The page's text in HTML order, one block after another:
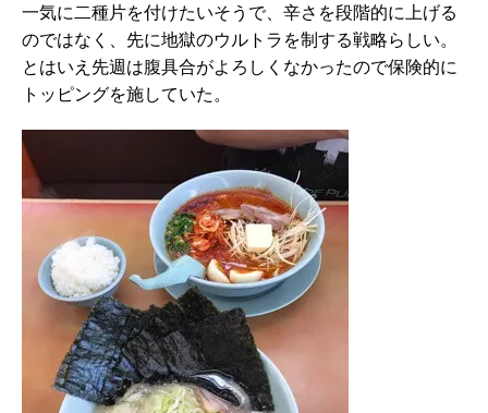
一気に二種片を付けたいそうで、辛さを段階的に上げる
のではなく、先に地獄のウルトラを制する戦略らしい。
とはいえ先週は腹具合がよろしくなかったので保険的に
トッピングを施していた。